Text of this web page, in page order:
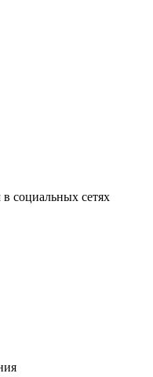
социальных сетях